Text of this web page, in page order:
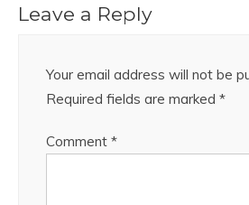
Leave a Reply
Your email address will not be
Required fields are marked *
Comment *